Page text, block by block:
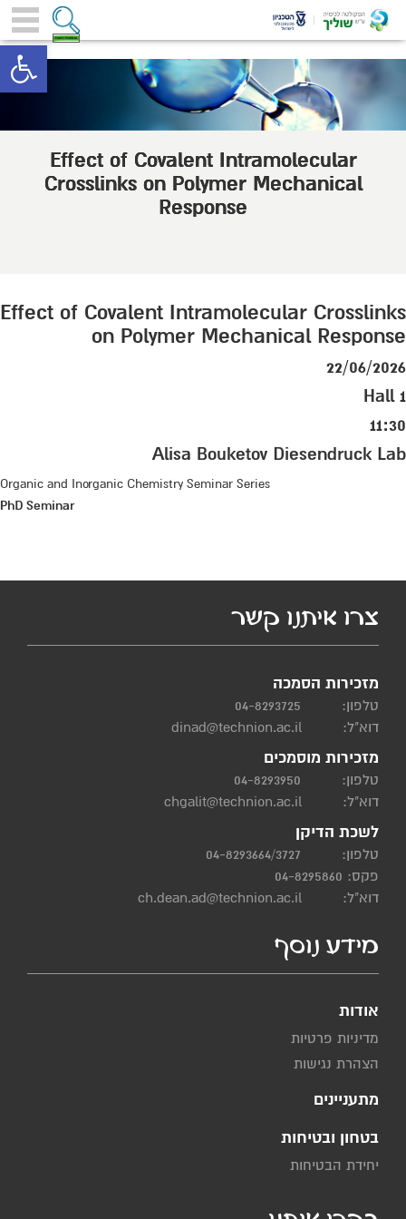
Effect of Covalent Intramolecular
Crosslinks on Polymer Mechanical
Response
Effect of Covalent Intramolecular Crosslinks
on Polymer Mechanical Response
22/06/2026
Hall 1
11:30
Alisa Bouketov Diesendruck Lab
Organic and Inorganic Chemistry Seminar Series
PhD Seminar
צרו איתנו קשר
מזכירות הסמכה
טלפון:
04-8293725
דוא"ל:
dinad@technion.ac.il
מזכירות מוסמכים
טלפון:
04-8293950
דוא"ל:
chgalit@technion.ac.il
לשכת הדיקן
טלפון:
04-8293664/3727
פקס: 04-8295860
דוא"ל:
ch.dean.ad@technion.ac.il
מידע נוסף
אודות
מדיניות פרטיות
הצהרת נגישות
מתעניינים
בטחון ובטיחות
יחידת הבטיחות